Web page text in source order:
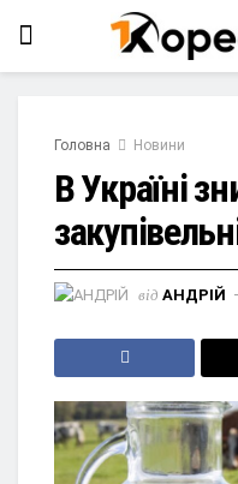
Головна Новини
В Україні
від АНДРІЙ